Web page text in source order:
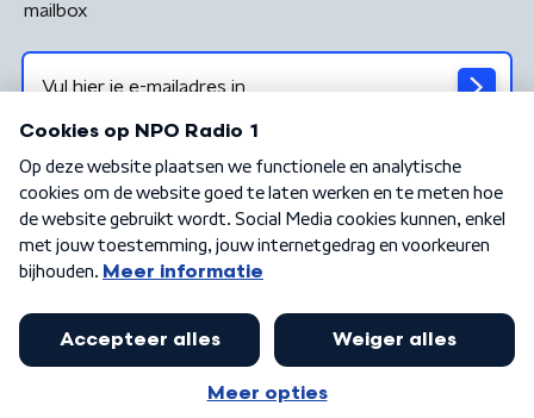
mailbox
Algemene voorwaarden